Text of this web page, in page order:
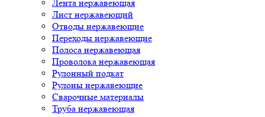
Лента нержавеющая
Лист нержавеющий
Отводы нержавеющие
Переходы нержавеющие
Полоса нержавеющая
Проволока нержавеющая
Рулонный подкат
Рулоны нержавеющие
Сварочные материалы
Труба нержавеющая